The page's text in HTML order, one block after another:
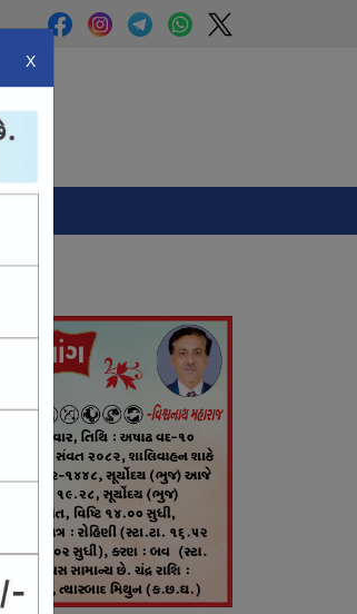
X